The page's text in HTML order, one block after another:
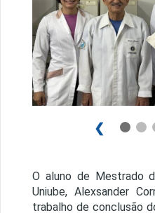
❮
O aluno de Mestrado
Uniube, Alexsander
trabalho de conclusão